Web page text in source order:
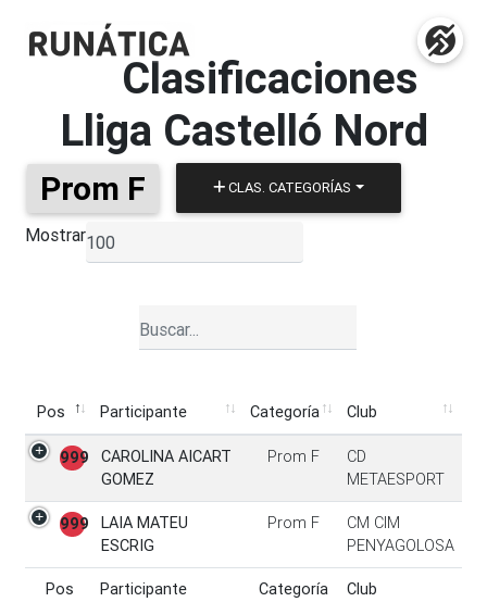
Clasificaciones
Lliga Castelló Nord
Prom F CLAS. CATEGORÍAS
Mostrar
Pos Participante Categoría
Club
Pos
Participante Categoría Club
Pos Participante Categoría Club
999
CAROLINA AICART
GOMEZ
Prom F
CD
METAESPORT
999
LAIA MATEU
ESCRIG
Prom F
CM CIM
PENYAGOLOSA
Pos Participante Categoría Club